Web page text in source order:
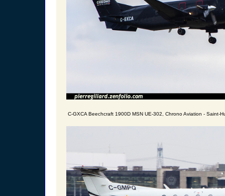
C-GXCA Beechcraft 1900D MSN UE-302, Chrono Aviation - Saint-